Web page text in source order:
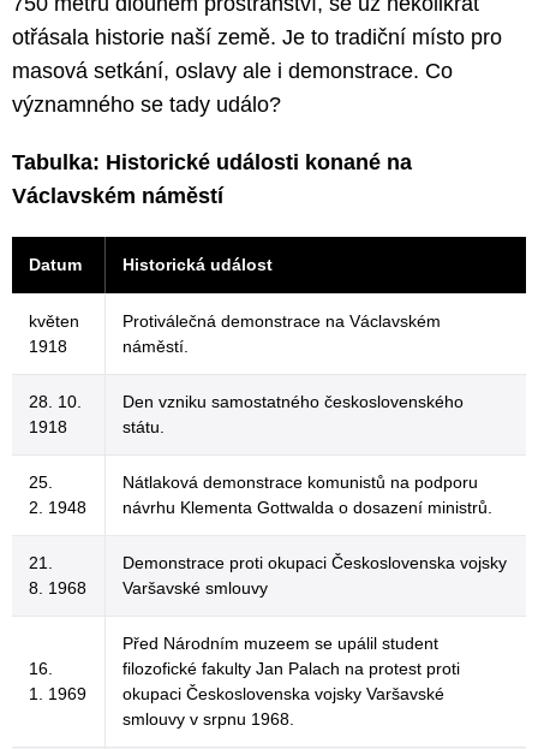
otřásala historie naší země. Je to tradiční místo pro
masová setkání, oslavy ale i demonstrace. Co
významného se tady událo?
Tabulka: Historické události konané na
Václavském náměstí
Datum Historická událost
květen
1918
Protiválečná demonstrace na Václavském
náměstí.
28. 10.
1918
Den vzniku samostatného československého
státu.
25.
2. 1948
Nátlaková demonstrace komunistů na podporu
návrhu Klementa Gottwalda o dosazení ministrů.
21.
8. 1968
Demonstrace proti okupaci Československa vojsky
Varšavské smlouvy
16.
1. 1969
Před Národním muzeem se upálil student
filozofické fakulty Jan Palach na protest proti
okupaci Československa vojsky Varšavské
smlouvy v srpnu 1968.